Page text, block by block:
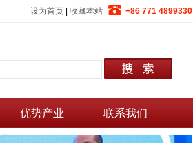
设为首页 收藏本站 +86 771 4899330
优势产业 联系我们